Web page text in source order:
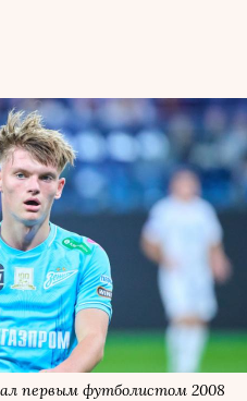
первым футболистом 2008